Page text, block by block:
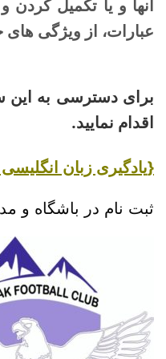
آنها و یا تکمیل
عبارات، از ویژگی
برای دسترسی به این
اقدام نمایید.
{یادگیری زبان
ثبت نام در باشگاه و